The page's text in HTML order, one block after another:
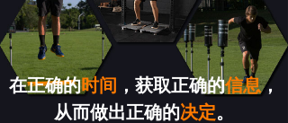
在正确的时间 ，获取正确的信息，
从而做出正确的决定。